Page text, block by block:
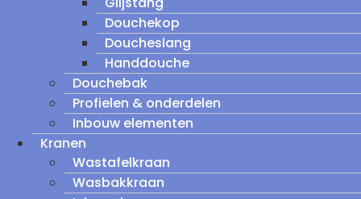
Douchekop
Doucheslang
Handdouche
Douchebak
Profielen & onderdelen
Inbouw elementen
Kranen
Wastafelkraan
Wasbakkraan